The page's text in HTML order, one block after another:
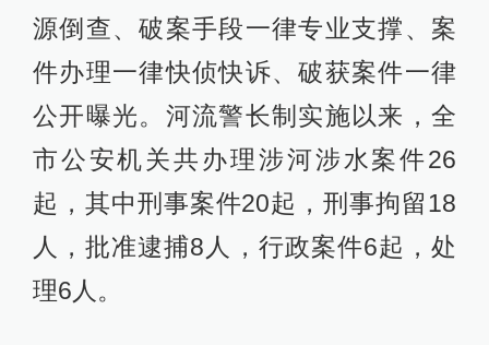
源倒查、破案手段一律专业支撑、案
件办理一律快侦快诉、破获案件一律
公开曝光。河流警长制实施以来，全
市公安机关共办理涉河涉水案件26
起，其中刑事案件20起，刑事拘留18
人，批准逮捕8人，行政案件6起，处
理6人。